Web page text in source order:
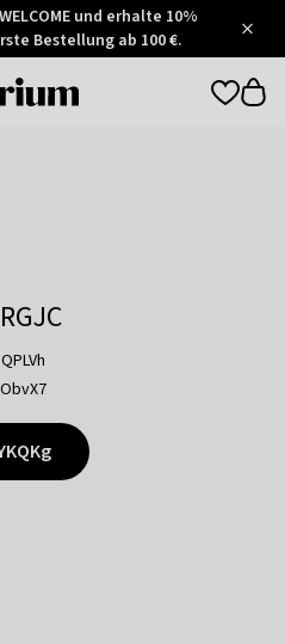
und erhalte 10%
Bestellung ab 100 €.
Otrium